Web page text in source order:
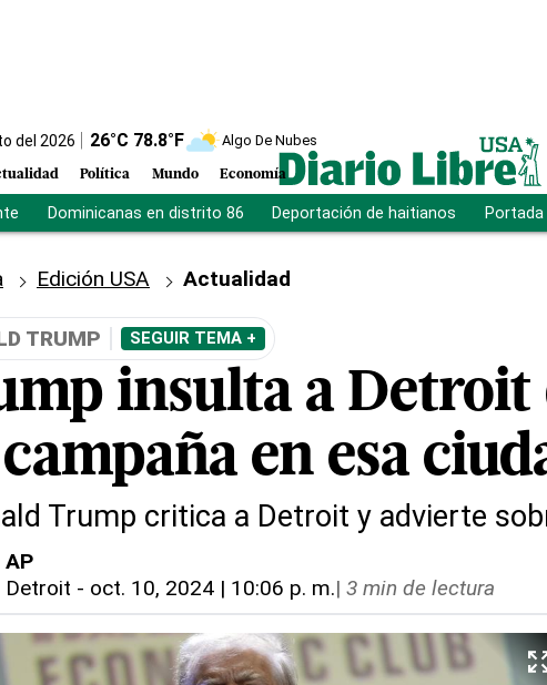
del 2026 26°C 78.8°F Algo De Nubes
Política Mundo Economía
Dominicanas en distrito 86 Deportación de haitianos Portada
Edición USA Actualidad
TRUMP SEGUIR TEMA +
insulta a Detroit
en esa
Trump critica a Detroit y advierte
AP
Detroit - oct. 10, 2024 | 10:06 p. m.| 3 min de lectura